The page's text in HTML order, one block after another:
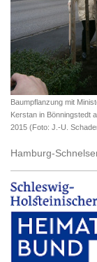
Baumpflanzung mit
Kerstan in Bönningstedt
2015 (Foto: J.-U.
Hamburg-